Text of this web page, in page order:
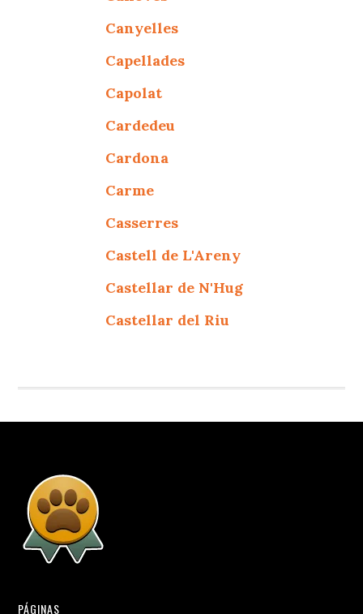
Canyelles
Capellades
Capolat
Cardedeu
Cardona
Carme
Casserres
Castell de L'Areny
Castellar de N'Hug
Castellar del Riu
PÁGINAS